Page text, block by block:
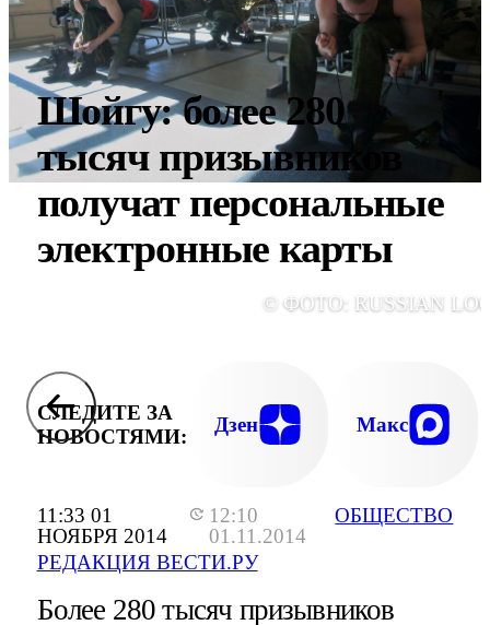
11:33 01
НОЯБРЯ 2014
12:10
01.11.2014
РЕДАКЦИЯ ВЕСТИ.РУ
ОБЩЕСТВО
Шойгу: более 280
тысяч призывников
получат персональные
электронные карты
© ФОТО: RUSSIAN
СЛЕДИТЕ ЗА
НОВОСТЯМИ:
Дзен Макс
Более 280 тысяч призывников